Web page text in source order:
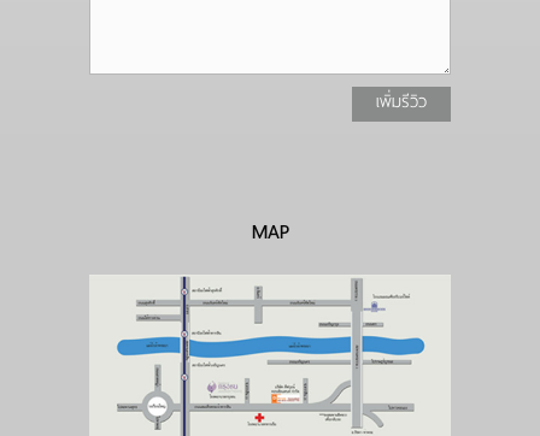
เพิ่มรีวิว
MAP